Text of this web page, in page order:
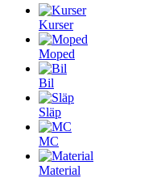
Kurser
Moped
Bil
Släp
MC
Material